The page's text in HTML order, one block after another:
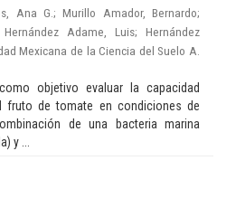
Ana G. ;Murillo Amador, Bernardo;
Hernández Adame, Luis;Hernández
Mexicana de la Ciencia del Suelo A.
objetivo evaluar la capacidad
fruto de tomate en condiciones de
de una bacteria marina
y ...